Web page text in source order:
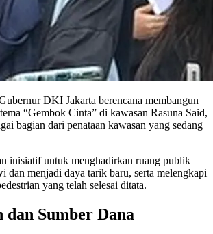
DKI Jakarta berencana membangun
“Gembok Cinta” di kawasan Rasuna Said,
bagian dari penataan kawasan yang sedang
inisiatif untuk menghadirkan ruang publik
dan menjadi daya tarik baru, serta melengkapi
yang telah selesai ditata.
dan Sumber Dana